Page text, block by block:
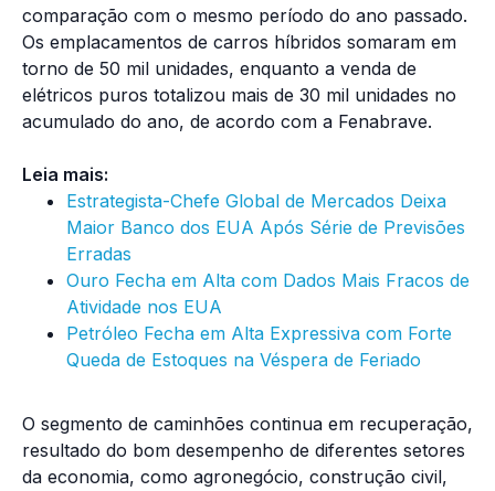
comparação com o mesmo período do ano passado.
Os emplacamentos de carros híbridos somaram em
torno de 50 mil unidades, enquanto a venda de
elétricos puros totalizou mais de 30 mil unidades no
acumulado do ano, de acordo com a Fenabrave.
Leia mais:
Estrategista-Chefe Global de Mercados Deixa
Maior Banco dos EUA Após Série de Previsões
Erradas
Ouro Fecha em Alta com Dados Mais Fracos de
Atividade nos EUA
Petróleo Fecha em Alta Expressiva com Forte
Queda de Estoques na Véspera de Feriado
O segmento de caminhões continua em recuperação,
resultado do bom desempenho de diferentes setores
da economia, como agronegócio, construção civil,